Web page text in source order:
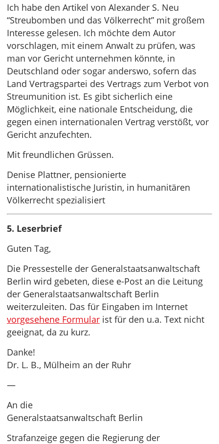
Ich habe den Artikel von Alexander S. Neu
“Streubomben und das Völkerrecht” mit großem
Interesse gelesen. Ich möchte dem Autor
vorschlagen, mit einem Anwalt zu prüfen, was
man vor Gericht unternehmen könnte, in
Deutschland oder sogar anderswo, sofern das
Land Vertragspartei des Vertrags zum Verbot von
Streumunition ist. Es gibt sicherlich eine
Möglichkeit, eine nationale Entscheidung, die
gegen einen internationalen Vertrag verstößt, vor
Gericht anzufechten.
Mit freundlichen Grüssen.
Denise Plattner, pensionierte
internationalistische Juristin, in humanitären
Völkerrecht spezialisiert
5. Leserbrief
Guten Tag,
Die Pressestelle der Generalstaatsanwaltschaft
Berlin wird gebeten, diese e-Post an die Leitung
der Generalstaatsanwaltschaft Berlin
weiterzuleiten. Das für Eingaben im Internet
vorgesehene Formular ist für den u.a. Text nicht
geeignat, da zu kurz.
Danke!
Dr. L. B., Mülheim an der Ruhr
—
An die
Generalstaatsanwaltschaft Berlin
Strafanzeige gegen die Regierung der